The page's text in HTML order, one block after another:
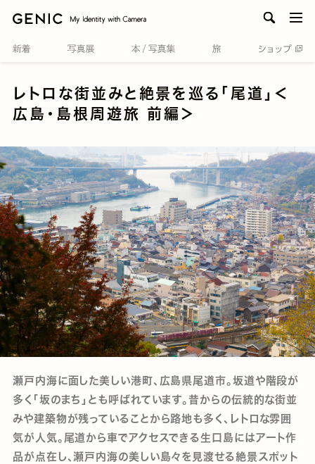
レトロな街並みと絶景を巡る「尾道」＜
広島・島根周遊旅 前編＞
瀬戸内海に面した美しい港町、広島県尾道市。坂道や階段が
多く「坂のまち」とも呼ばれています。昔からの伝統的な街並
みや建築物が残っていることから路地も多く、レトロな雰囲
気が人気。尾道から車でアクセスできる生口島にはアート作
品が点在し、瀬戸内海の美しい島々を見渡せる絶景スポット